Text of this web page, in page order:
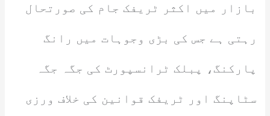
بازار میں اکثر ٹریفک جام کی صورتحال
رہتی ہے جس کی بڑی وجوہات میں رانگ
پارکنگ، پبلک ٹرانسپورٹ کی جگہ جگہ
سٹاپنگ اور ٹریفک قوانین کی خلاف ورزی